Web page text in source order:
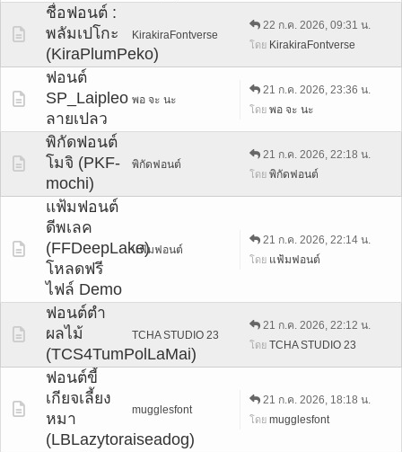
ชื่อฟอนต์ :
พลัมเปโกะ
(KiraPlumPeko)
KirakiraFontverse
22 ก.ค. 2026, 09:31 น.
โดย KirakiraFontverse
ฟอนต์
SP_Laipleo
ลายเปลว
พอ จะ นะ
21 ก.ค. 2026, 23:36 น.
โดย พอ จะ นะ
พิกัดฟอนต์
โมจิ (PKF-
mochi)
พิกัดฟอนต์
21 ก.ค. 2026, 22:18 น.
โดย พิกัดฟอนต์
แฟ้มฟอนต์
ดีพเลค
(FFDeepLake)
โหลดฟรี
ไฟล์ Demo
แฟ้มฟอนต์
21 ก.ค. 2026, 22:14 น.
โดย แฟ้มฟอนต์
ฟอนต์ตำ
ผลไม้
(TCS4TumPolLaMai)
TCHA STUDIO 23
21 ก.ค. 2026, 22:12 น.
โดย TCHA STUDIO 23
ฟอนต์ขี้
เกียจเลี้ยง
หมา
(LBLazytoraiseadog)
mugglesfont
21 ก.ค. 2026, 18:18 น.
โดย mugglesfont